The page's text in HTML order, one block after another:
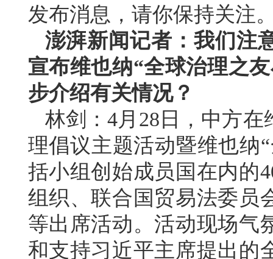
发布消息，请你保持关注
澎湃新闻记者：我们注
宣布维也纳“全球治理之
步介绍有关情况？
林剑：4月28日，中方
理倡议主题活动暨维也纳
括小组创始成员国在内的
组织、联合国贸易法委员
等出席活动。活动现场气
和支持习近平主席提出的